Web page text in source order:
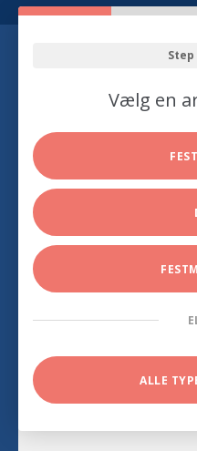
Step
Vælg en
ALLE